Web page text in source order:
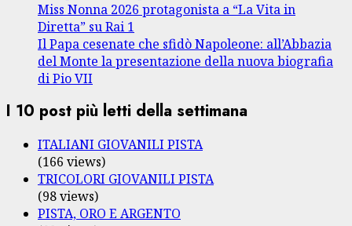
Miss Nonna 2026 protagonista a “La Vita in
Diretta” su Rai 1
Il Papa cesenate che sfidò Napoleone: all’Abbazia
del Monte la presentazione della nuova biografia
di Pio VII
I 10 post più letti della settimana
ITALIANI GIOVANILI PISTA
(166 views)
TRICOLORI GIOVANILI PISTA
(98 views)
PISTA, ORO E ARGENTO